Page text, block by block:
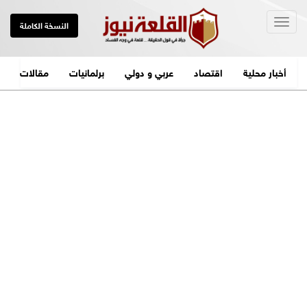
النسخة الكاملة
أخبار محلية اقتصاد عربي و دولي برلمانيات مقالات